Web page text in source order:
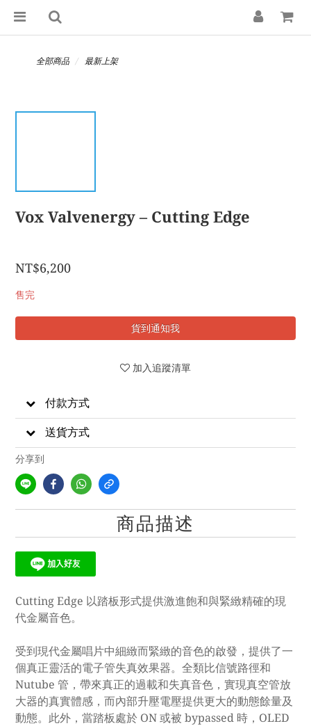
全部商品 最新上架
Vox Valvenergy – Cutting Edge
NT$6,200
售完
貨到通知我
加入追蹤清單
付款方式
送貨方式
分享到
商品描述
Cutting Edge 以踏板形式提供激進飽和與緊緻精確的現
代金屬音色。
受到現代金屬唱片中細緻而緊緻的音色的啟發，提供了一
個真正靈活的電子管失真效果器。全類比信號路徑和
Nutube 管，帶來真正的過載和失真音色，實現真空管放
大器的真實體感，而內部升壓電壓提供更大的動態餘量及
動態。此外，當踏板處於 ON 或被 bypassed 時，OLED